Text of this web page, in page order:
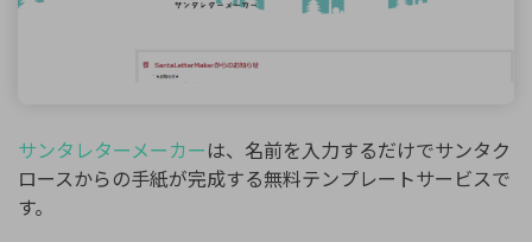
サンタレターメーカーは、名前を入力するだけでサンタク
ロースからの手紙が完成する無料テンプレートサービスで
す。